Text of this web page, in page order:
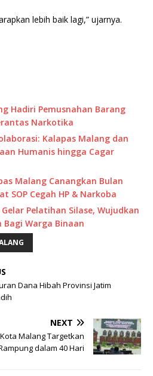
lebih baik lagi,” ujarnya.
Hadiri Pemusnahan Barang
Narkotika
Kalapas Malang dan
Humanis hingga Cagar
Malang Canangkan Bulan
SOP Cegah HP & Narkoba
Pelatihan Silase, Wujudkan
Warga Binaan
Dana Hibah Provinsi Jatim
NEXT
Malang Targetkan
dalam 40 Hari